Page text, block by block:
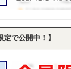
定で公開中！】